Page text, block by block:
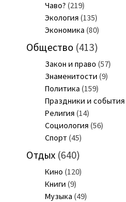
Чаво? (219)
Экология (135)
Экономика (80)
Общество (413)
Закон и право (57)
Знаменитости (9)
Политика (159)
Праздники и события
Религия (14)
Социология (56)
Спорт(45)
Отдых(640)
Кино (120)
Книги (9)
Музыка (49)